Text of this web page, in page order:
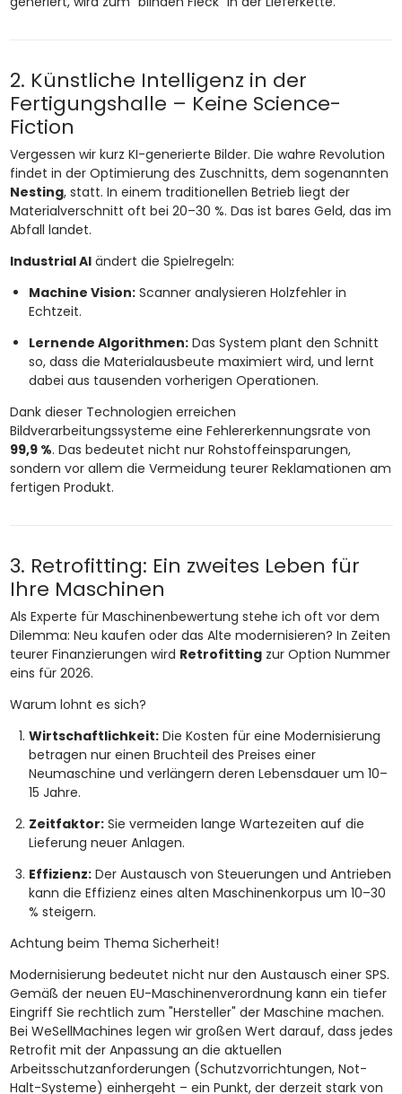
2. Künstliche Intelligenz in der
Fertigungshalle – Keine Science-
Fiction
Vergessen wir kurz KI-generierte Bilder. Die wahre Revolution
findet in der Optimierung des Zuschnitts, dem sogenannten
Nesting, statt. In einem traditionellen Betrieb liegt der
Materialverschnitt oft bei 20–30 %. Das ist bares Geld, das im
Abfall landet.
Industrial AIändert die Spielregeln:
Machine Vision:Scanner analysieren Holzfehler in
Echtzeit.
Lernende Algorithmen:Das System plant den Schnitt
so, dass die Materialausbeute maximiert wird, und lernt
dabei aus tausenden vorherigen Operationen.
Dank dieser Technologien erreichen
Bildverarbeitungssysteme eine Fehlererkennungsrate von
99,9 %. Das bedeutet nicht nur Rohstoffeinsparungen,
sondern vor allem die Vermeidung teurer Reklamationen am
fertigen Produkt.
3. Retrofitting: Ein zweites Leben für
Ihre Maschinen
Als Experte für Maschinenbewertung stehe ich oft vor dem
Dilemma: Neu kaufen oder das Alte modernisieren? In Zeiten
teurer Finanzierungen wird Retrofittingzur Option Nummer
eins für 2026.
Warum lohnt es sich?
Wirtschaftlichkeit:Die Kosten für eine Modernisierung
betragen nur einen Bruchteil des Preises einer
Neumaschine und verlängern deren Lebensdauer um 10–
15 Jahre.
Zeitfaktor:Sie vermeiden lange Wartezeiten auf die
Lieferung neuer Anlagen.
Effizienz:Der Austausch von Steuerungen und Antrieben
kann die Effizienz eines alten Maschinenkorpus um 10–30
% steigern.
Achtung beim Thema Sicherheit!
Modernisierung bedeutet nicht nur den Austausch einer SPS.
Gemäß der neuen EU-Maschinenverordnung kann ein tiefer
Eingriff Sie rechtlich zum "Hersteller" der Maschine machen.
Bei WeSellMachines legen wir großen Wert darauf, dass jedes
Retrofit mit der Anpassung an die aktuellen
Arbeitsschutzanforderungen (Schutzvorrichtungen, Not-
Halt-Systeme) einhergeht – ein Punkt, der derzeit stark von